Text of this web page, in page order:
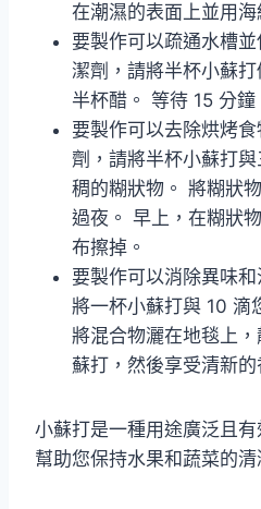
在潮濕的表面上並用海
要製作可以疏通水槽
潔劑，請將半杯小蘇
半杯醋。 等待 15 分鐘
要製作可以去除烘烤
劑，請將半杯小蘇打
稠的糊狀物。 將糊狀
過夜。 早上，在糊狀
布擦掉。
要製作可以消除異味
將一杯小蘇打與 10 滴
將混合物灑在地毯上
蘇打，然後享受清新的
小蘇打是一種用途廣泛且
幫助您保持水果和蔬菜的清